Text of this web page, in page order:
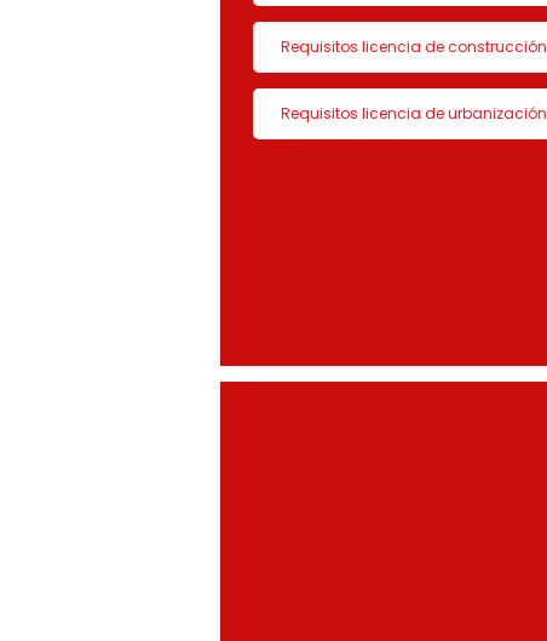
Requisitos licencia de construcción
Requisitos licencia de urbanización